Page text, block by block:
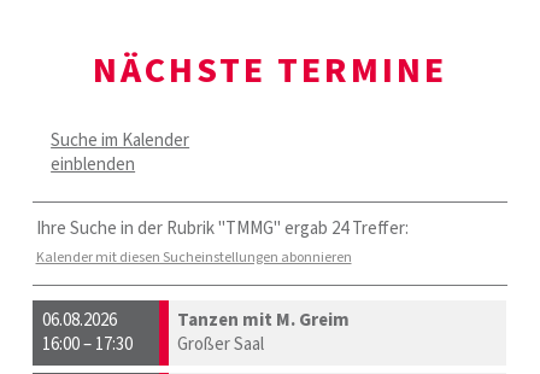
NÄCHSTE TERMINE
Suche im Kalender
einblenden
Ihre Suche in der Rubrik "TMMG" ergab 24 Treffer:
Kalender mit diesen Sucheinstellungen abonnieren
06.08.2026
16:00 – 17:30
Tanzen mit M. Greim
Großer Saal